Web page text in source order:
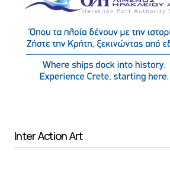
Inter Action Art